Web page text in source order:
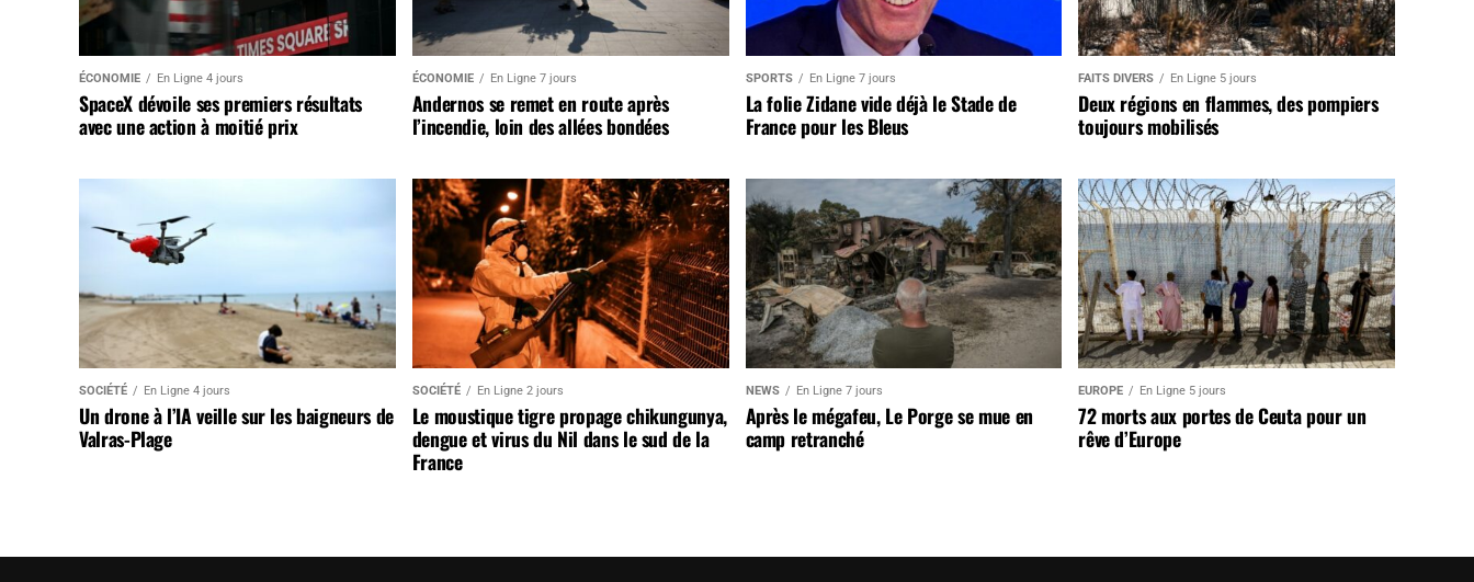
ÉCONOMIE En Ligne 4 jours
SpaceX dévoile ses premiers résultats
avec une action à moitié prix
ÉCONOMIE En Ligne 7 jours
Andernos se remet en route après
l’incendie, loin des allées bondées
SPORTS En Ligne 7 jours
La folie Zidane vide déjà le Stade de
France pour les Bleus
FAITS DIVERS En Ligne 5 jours
Deux régions en flammes, des pompiers
toujours mobilisés
SOCIÉTÉ En Ligne 4 jours
Un drone à l’IA veille sur les baigneurs de
Valras-Plage
SOCIÉTÉ En Ligne 2 jours
Le moustique tigre propage chikungunya,
dengue et virus du Nil dans le sud de la
France
NEWS En Ligne 7 jours
Après le mégafeu, Le Porge se mue en
camp retranché
EUROPE En Ligne 5 jours
72 morts aux portes de Ceuta pour un
rêve d’Europe